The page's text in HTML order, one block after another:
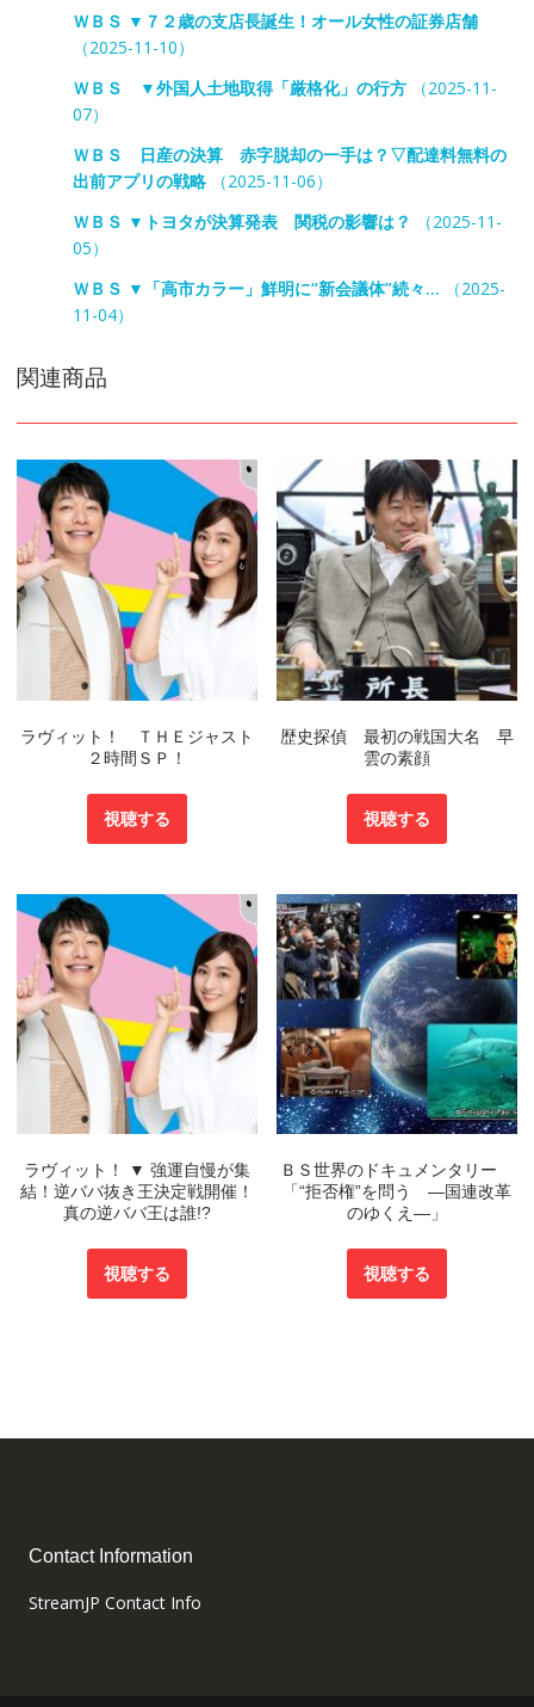
ＷＢＳ ▼７２歳の支店長誕生！オール女性の証券店舗
（2025-11-10）
ＷＢＳ ▼外国人土地取得「厳格化」の行方（2025-11-
07）
ＷＢＳ 日産の決算 赤字脱却の一手は？▽配達料無料の
出前アプリの戦略（2025-11-06）
ＷＢＳ ▼トヨタが決算発表 関税の影響は？
（2025-11-
05）
ＷＢＳ ▼「高市カラー」鮮明に“新会議体”続々… （2025-
11-04）
関連商品
ラヴィット！ ＴＨＥジャスト
２時間ＳＰ！
視聴する
歴史探偵 最初の戦国大名 早
雲の素顔
視聴する
ラヴィット！ ▼ 強運自慢が集
結！逆ババ抜き王決定戦開催！
真の逆ババ王は誰!?
視聴する
ＢＳ世界のドキュメンタリー
「“拒否権”を問う ―国連改革
のゆくえ―」
視聴する
Contact Information
StreamJP Contact Info